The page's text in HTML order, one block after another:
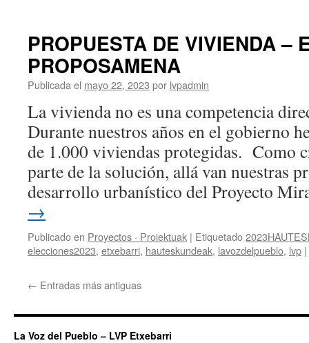
2023-
PROPUESTA DE VIVIENDA –
PROPOSAMENA
Publicada el mayo 22, 2023 por lvpadmin
La vivienda no es una competencia
Durante nuestros años en el gobierno
de 1.000 viviendas protegidas. Como
parte de la solución, allá van nuestras
desarrollo urbanístico del Proyecto
→
Publicado en Proyectos · Proiektuak | Etiquetado
elecciones2023, etxebarri, hauteskundeak, lavozdelpueblo, lvp |
← Entradas más antiguas
La Voz del Pueblo – LVP Etxebarri